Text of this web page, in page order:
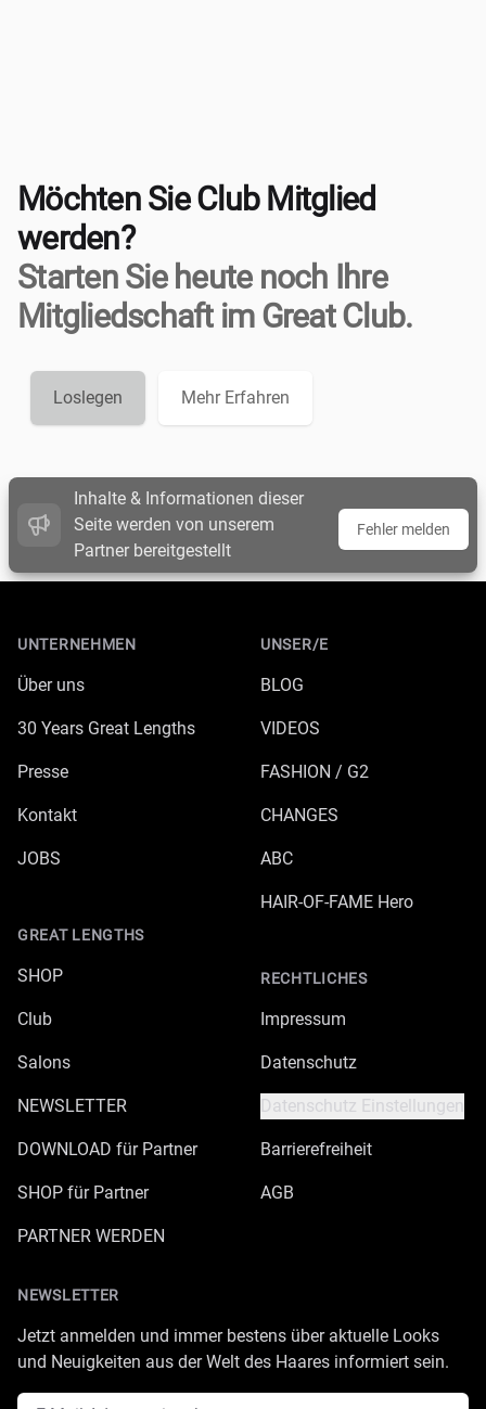
Möchten Sie Club Mitglied
werden?
Starten Sie heute noch Ihre
Mitgliedschaft im Great Club.
Loslegen Mehr Erfahren
Inhalte & Informationen dieser
Seite werden von unserem
Partner bereitgestellt
Fehler melden
UNTERNEHMEN
Über uns
30 Years Great Lengths
Presse
Kontakt
JOBS
GREAT LENGTHS
SHOP
Club
Salons
NEWSLETTER
DOWNLOAD für Partner
SHOP für Partner
PARTNER WERDEN
UNSER/E
BLOG
VIDEOS
FASHION / G2
CHANGES
ABC
HAIR-OF-FAME Hero
RECHTLICHES
Impressum
Datenschutz
Datenschutz Einstellungen
Barrierefreiheit
AGB
NEWSLETTER
Jetzt anmelden und immer bestens über aktuelle Looks
und Neuigkeiten aus der Welt des Haares informiert sein.
E-Mail Adresse